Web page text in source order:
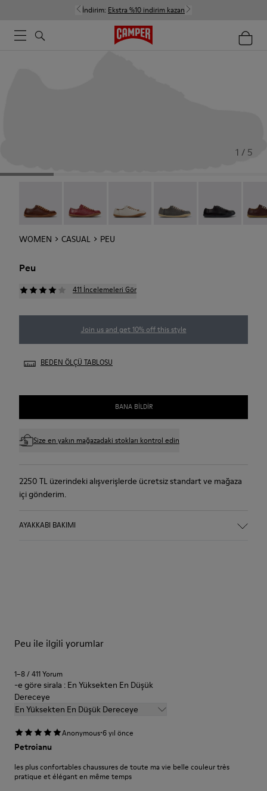
İndirim: Ekstra %10 indirim kazan
1 / 5
WOMEN CASUAL PEU
Peu
411 İncelemeleri Gör
Join us and get 10% off this style
BEDEN ÖLÇÜ TABLOSU
BANA BILDIR
Size en yakın mağazadaki stokları kontrol edin
2250 TL üzerindeki alışverişlerde ücretsiz standart ve mağaza
içi gönderim.
AYAKKABI BAKIMI
Peu ile ilgili yorumlar
1–8 / 411 Yorum
-e göre sirala : En Yüksekten En Düşük
Dereceye
En Yüksekten En Düşük Dereceye
Anonymous·6 yıl önce
Petroianu
les plus confortables chaussures de toute ma vie belle couleur très
pratique et élégant en même temps